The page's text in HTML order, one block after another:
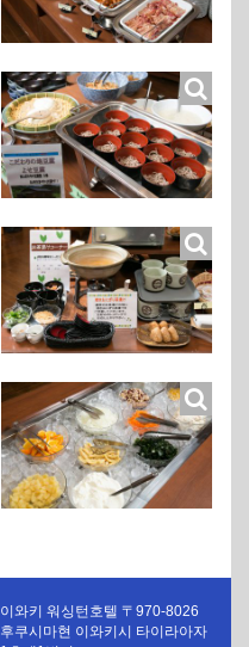
이와키 워싱턴호텔 〒970-8026
후쿠시마현 이와키시 타이라아자